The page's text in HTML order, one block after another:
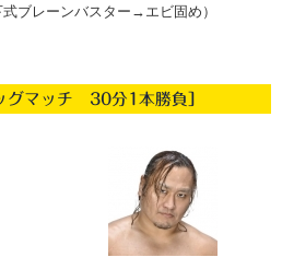
ブレーンバスター→エビ固め）
グマッチ 30分1本勝負］